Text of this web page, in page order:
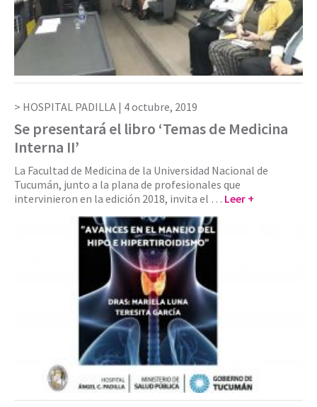
HOSPITAL PADILLA | 4 octubre, 2019
Se presentará el libro ‘Temas de Medicina
Interna II’
La Facultad de Medicina de la Universidad Nacional de
Tucumán, junto a la plana de profesionales que
intervinieron en la edición 2018, invita el … Leer +